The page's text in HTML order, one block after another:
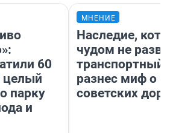
60
целый
парку
и
МНЕНИЕ
Наследие,
чудом не
транспортный
разнес миф о
советских